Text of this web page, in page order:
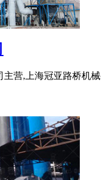
营,上海冠亚路桥机